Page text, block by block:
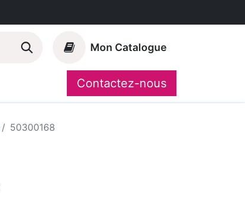
Mon Catalogue
CompoShop
Contactez-nous
50300168